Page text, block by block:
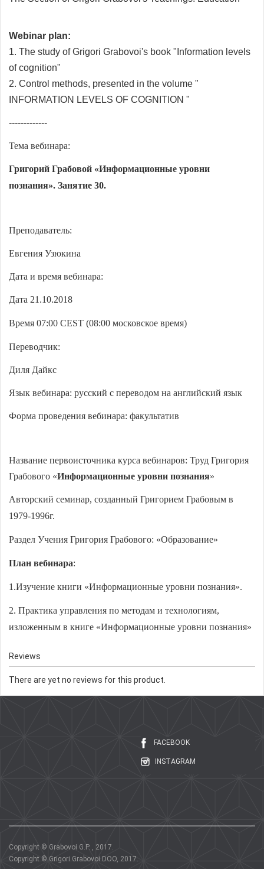
Webinar plan:
1. The study of Grigori Grabovoi's book "Information levels
of cognition"
2. Control methods, presented in the volume "
INFORMATION LEVELS OF COGNITION "
-------------
Тема вебинара:
Григорий Грабовой «Информационные уровни
познания». Занятие 30.
Преподаватель:
Евгения Узюкина
Дата и время вебинара:
Дата 21.10.2018
Время 07:00 CEST (08:00 московское время)
Переводчик:
Диля Дайкс
Язык вебинара: русский с переводом на английский язык
Форма проведения вебинара: факультатив
Название первоисточника курса вебинаров: Труд Григория
Грабового «Информационные уровни познания»
Авторский семинар, созданный Григорием Грабовым в
1979-1996г.
Раздел Учения Григория Грабового: «Образование»
План вебинара:
1.Изучение книги «Информационные уровни познания».
2. Практика управления по методам и технологиям,
изложенным в книге «Информационные уровни познания»
Reviews
There are yet no reviews for this product.
FACEBOOK
INSTAGRAM
Copyright © Grabovoi G.P. , 2017.
Copyright © Grigori Grabovoi DOO, 2017.